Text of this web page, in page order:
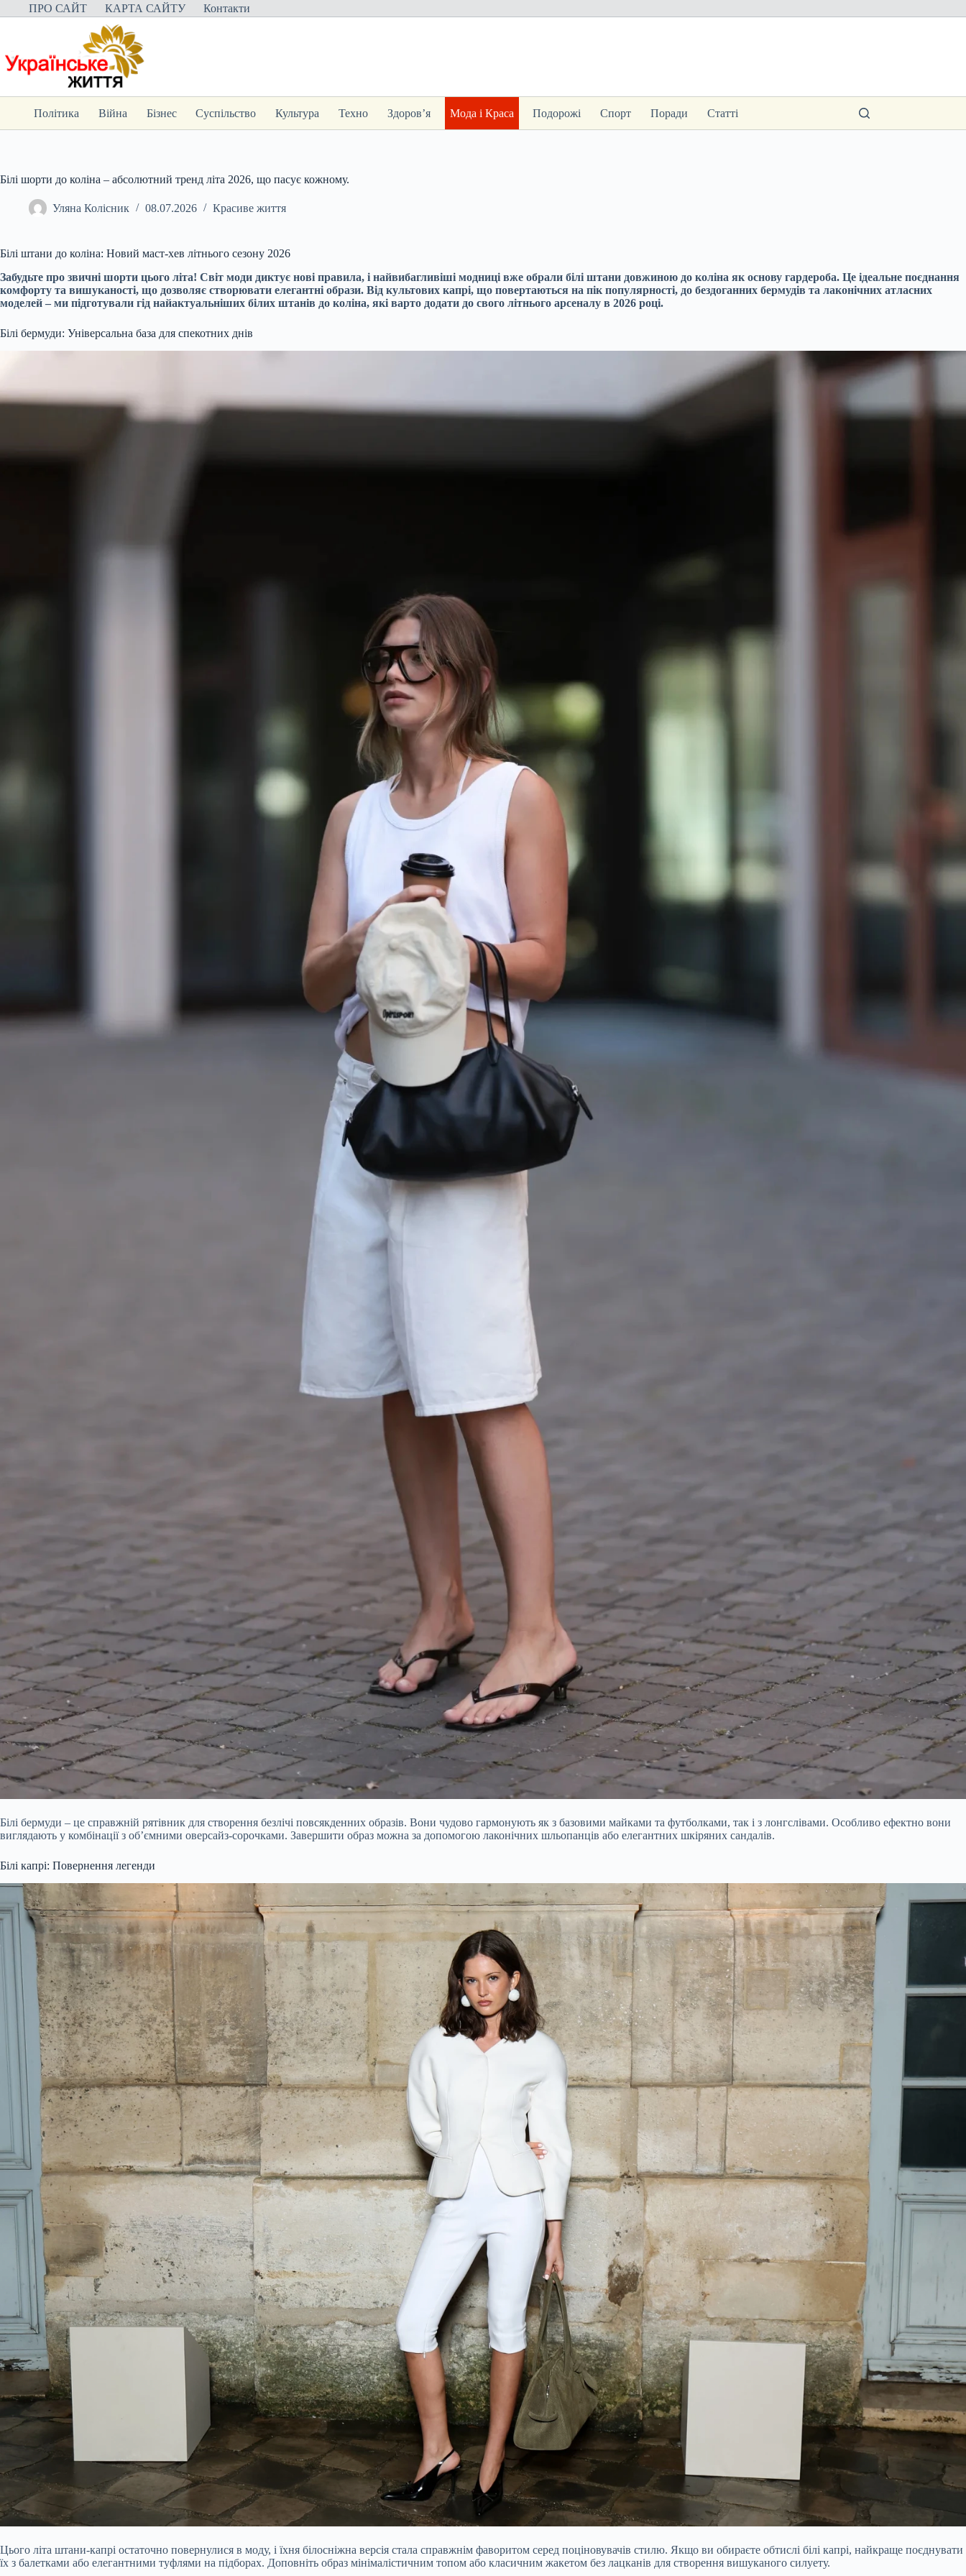
Перейти
до
ПРО САЙТ КАРТА САЙТУ Контакти
Політика Війна Бізнес Суспільство Культура Техно Здоров’я Мода і Краса Подорожі Спорт Поради Статті
Білі шорти до коліна – абсолютний тренд літа 2026, що пасує кожному.
Уляна Колісник 08.07.2026 Красиве життя
Білі штани до коліна: Новий маст-хев літнього сезону 2026
Забудьте про звичні шорти цього літа! Світ моди диктує нові правила, і найвибагливіші модниці вже обрали білі штани довжиною до коліна як основу гардероба. Це ідеальне поєднання
комфорту та вишуканості, що дозволяє створювати елегантні образи. Від культових капрі, що повертаються на пік популярності, до бездоганних бермудів та лаконічних атласних
моделей – ми підготували гід найактуальніших білих штанів до коліна, які варто додати до свого літнього арсеналу в 2026 році.
Білі бермуди: Універсальна база для спекотних днів
Білі бермуди – це справжній рятівник для створення безлічі повсякденних образів. Вони чудово гармонують як з базовими майками та футболками, так і з лонгслівами. Особливо ефектно вони
виглядають у комбінації з об’ємними оверсайз-сорочками. Завершити образ можна за допомогою лаконічних шльопанців або елегантних шкіряних сандалів.
Білі капрі: Повернення легенди
Цього літа штани-капрі остаточно повернулися в моду, і їхня білосніжна версія стала справжнім фаворитом серед поціновувачів стилю. Якщо ви обираєте обтислі білі капрі, найкраще поєднувати
їх з балетками або елегантними туфлями на підборах. Доповніть образ мінімалістичним топом або класичним жакетом без лацканів для створення вишуканого силуету.